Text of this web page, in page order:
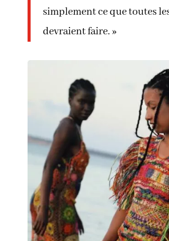
simplement ce que toutes
devraient faire. »